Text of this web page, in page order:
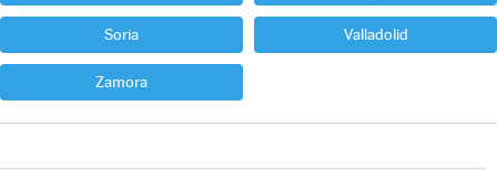
Soria Valladolid
Zamora